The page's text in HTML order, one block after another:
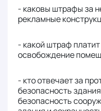
- каковы штрафы за
рекламные
- какой штраф
освобождение
- кто отвечает за
безопасность
безопасность